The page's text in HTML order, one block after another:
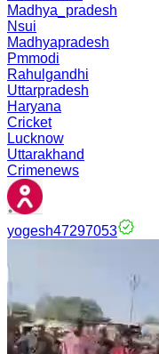
Madhya_pradesh
Nsui
Madhyapradesh
Pmmodi
Rahulgandhi
Uttarpradesh
Haryana
Cricket
Lucknow
Uttarakhand
Crimenews
yogesh47297053